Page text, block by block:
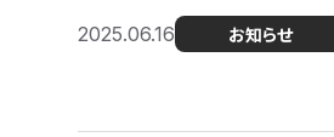
2025.06.16 お知らせ